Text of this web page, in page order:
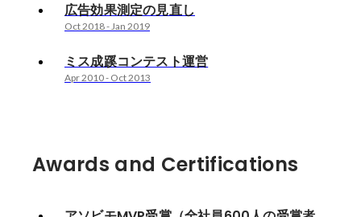
広告効果測定の見直し
Oct 2018-Jan 2019
ミス成蹊コンテスト運営
Apr 2010- Oct 2013
Awards and Certifications